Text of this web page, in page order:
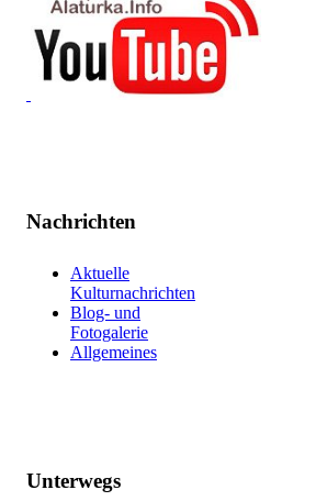
Nachrichten
Aktuelle
Kulturnachrichten
Blog- und
Fotogalerie
Allgemeines
Unterwegs